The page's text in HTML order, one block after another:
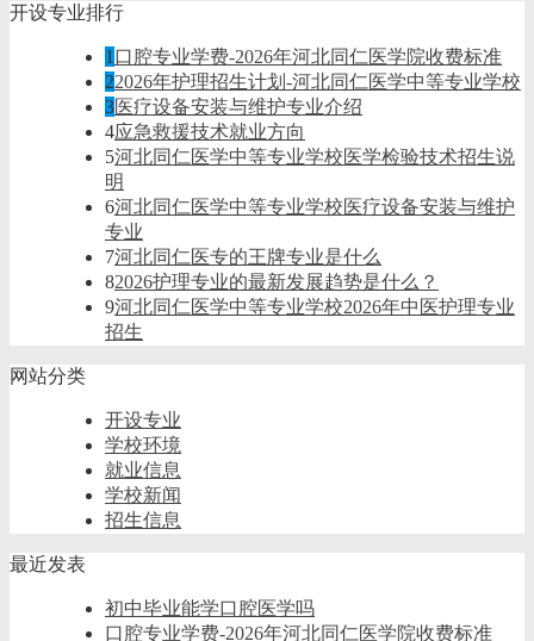
开设专业排行
1 口腔专业学费-2026年河北同仁医学院收费标准
22026年护理招生计划-河北同仁医学中等专业学校
3医疗设备安装与维护专业介绍
4应急救援技术就业方向
5河北同仁医学中等专业学校医学检验技术招生说
明
6河北同仁医学中等专业学校医疗设备安装与维护
专业
7河北同仁医专的王牌专业是什么
82026护理专业的最新发展趋势是什么？
9河北同仁医学中等专业学校2026年中医护理专业
招生
网站分类
开设专业
学校环境
就业信息
学校新闻
招生信息
最近发表
初中毕业能学口腔医学吗
口腔专业学费-2026年河北同仁医学院收费标准